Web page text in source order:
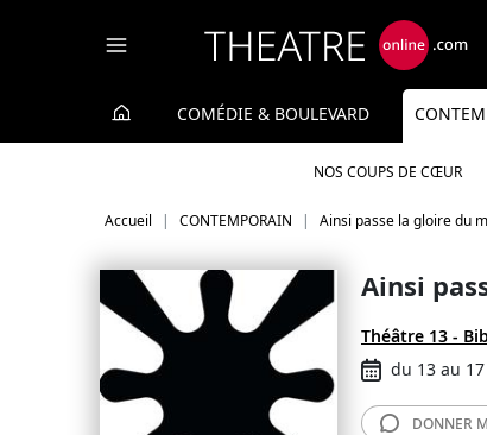
COMÉDIE & BOULEVARD
NOS COUPS DE CŒUR
Accueil CONTEMPORAIN Ainsi passe la gloire du
Ainsi
Théâtre 13 -
du 13 au
DONNER